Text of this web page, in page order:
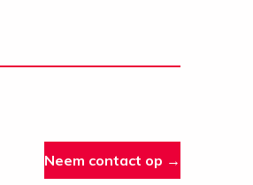
Neem contact op →